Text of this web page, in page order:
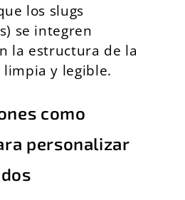
los slugs
se integren
la estructura de la
limpia y legible.
como
personalizar